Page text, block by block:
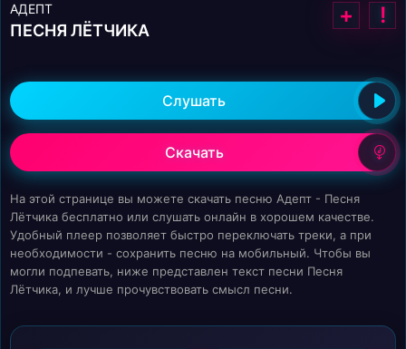
АДЕПТ
ПЕСНЯ ЛЁТЧИКА
+ !
Слушать
Скачать
На этой странице вы можете скачать песню Адепт - Песня
Лётчика бесплатно или слушать онлайн в хорошем качестве.
Удобный плеер позволяет быстро переключать треки, а при
необходимости - сохранить песню на мобильный. Чтобы вы
могли подпевать, ниже представлен текст песни Песня
Лётчика, и лучше прочувствовать смысл песни.